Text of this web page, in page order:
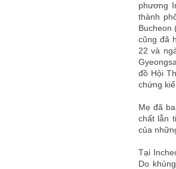
phương
thành
Bucheon
cũng đã
22 và
đồ Hội
chứng
Mẹ đã
chất lẫn
của
Tại
Do